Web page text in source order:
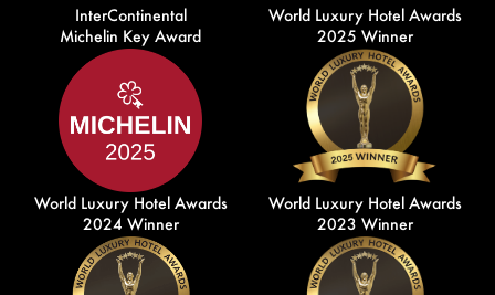
InterContinental
Michelin Key Award
World Luxury Hotel Awards
2025 Winner
World Luxury Hotel Awards
2024 Winner
World Luxury Hotel Awards
2023 Winner